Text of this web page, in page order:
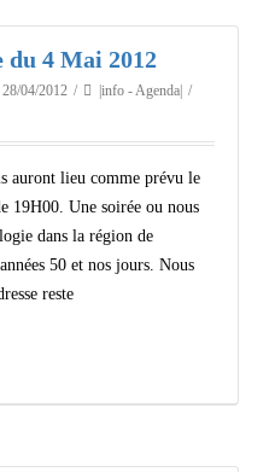
du 4 Mai 2012
28/04/2012
|info - Agenda|
auront lieu comme prévu le
19H00. Une soirée ou nous
dans la région de
50 et nos jours. Nous
reste